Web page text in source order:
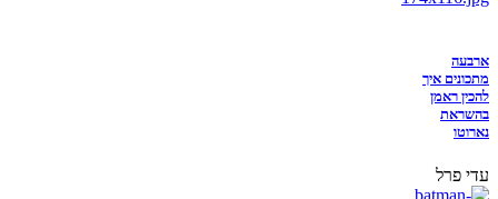
ארבעה
מתכונים איך
להכין ראמן
בהשראת
נארוטו
עדי פרל